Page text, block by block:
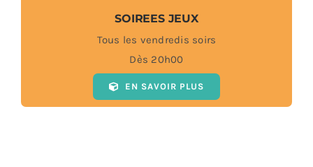
SOIREES JEUX
Tous les vendredis soirs
Dès 20h00
EN SAVOIR PLUS